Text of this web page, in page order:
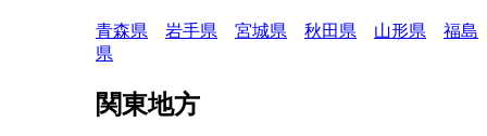
青森県 岩手県 宮城県 秋田県 山形県
福島
県
関東地方